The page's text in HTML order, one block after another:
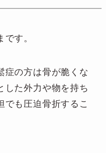
す。
症の方は骨が脆くな
した外力や物を持ち
でも圧迫骨折するこ